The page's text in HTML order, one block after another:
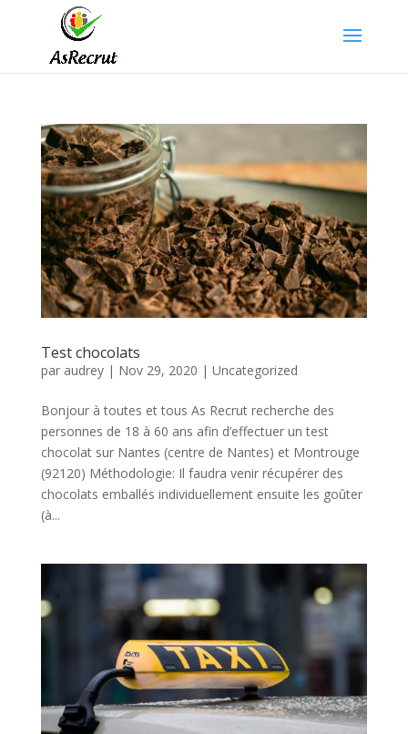
Test chocolats
par audrey| Nov 29, 2020 | Uncategorized
Bonjour à toutes et tous As Recrut recherche des
personnes de 18 à 60 ans afin d’effectuer un test
chocolat sur Nantes (centre de Nantes) et Montrouge
(92120) Méthodologie: Il faudra venir récupérer des
chocolats emballés individuellement ensuite les goûter
(à...